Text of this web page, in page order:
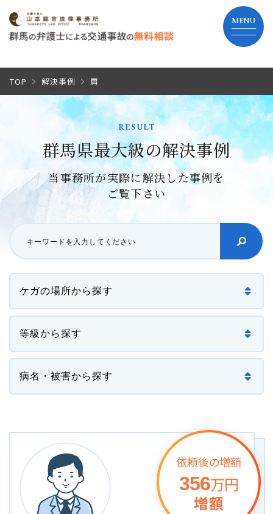
当事務所の特長
弁護士費用
解決までの流れ
損害賠償の３基準
過失割合・過失相殺
後遺障害の逸失利益
介護費用
主婦の休業損害
交通事故が労災になったときの対応方法
TOP 解決事例 肩
result
群馬県最大級の解決事例
当事務所が実際に解決した事例を
ご覧下さい
依頼後の増額
356万円
増額